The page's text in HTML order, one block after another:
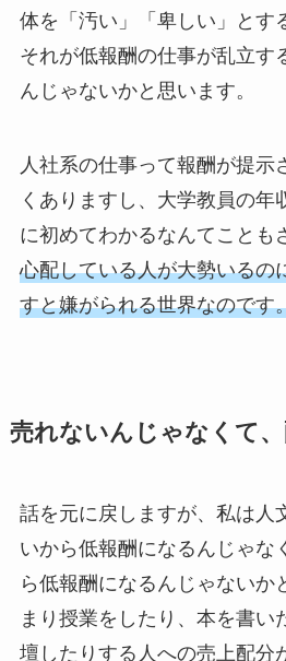
体を「汚い」「卑しい」とす
それが低報酬の仕事が乱立す
んじゃないかと思います。
人社系の仕事って報酬が提示
くありますし、大学教員の年
に初めてわかるなんてことも
心配している人が大勢いるの
すと嫌がられる世界なのです
売れないんじゃなくて
話を元に戻しますが、私は人
いから低報酬になるんじゃな
ら低報酬になるんじゃないか
まり授業をしたり、本を書い
壇したりする人への売上配分